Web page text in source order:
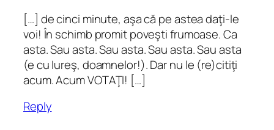
[…] de cinci minute, aşa că pe astea daţi-le
voi! În schimb promit poveşti frumoase. Ca
asta. Sau asta. Sau asta. Sau asta. Sau asta
(e cu Iureş, doamnelor!). Dar nu le (re)citiţi
acum. Acum VOTAŢI! […]
Reply